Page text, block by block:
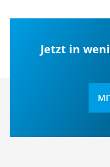
Jetzt in